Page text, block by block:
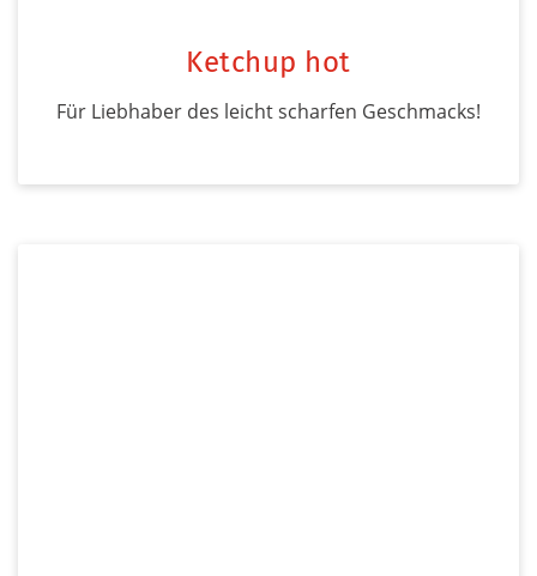
Ketchup hot
Für Liebhaber des leicht scharfen Geschmacks!